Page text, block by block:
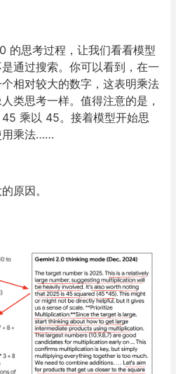
的思考过程，让我们看看模型
通过搜索。你可以看到，在一
相对较大的数字，这表明乘法
类思考一样。值得注意的是，
乘以 45。接着模型开始思
用乘法……
原因。